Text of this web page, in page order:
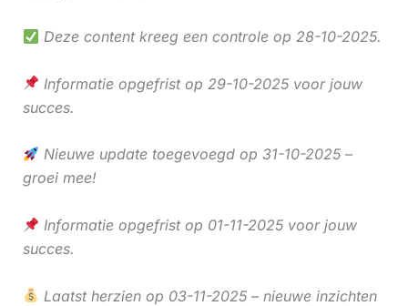
Deze content kreeg een controle op 28-10-2025.
Informatie opgefrist op 29-10-2025 voor jouw
succes.
Nieuwe update toegevoegd op 31-10-2025 –
groei mee!
Informatie opgefrist op 01-11-2025 voor jouw
succes.
Laatst herzien op 03-11-2025 – nieuwe inzichten